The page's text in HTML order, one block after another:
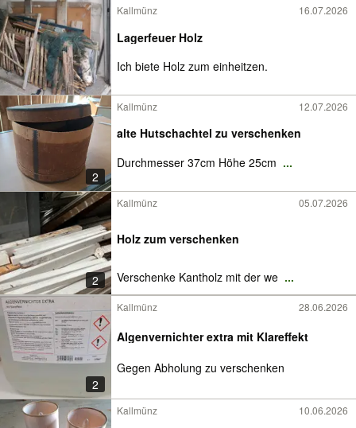
Kallmünz 16.07.2026
Lagerfeuer Holz
Ich biete Holz zum einheitzen.
2
Kallmünz 12.07.2026
alte Hutschachtel zu verschenken
Durchmesser 37cm Höhe 25cm ...
2
Kallmünz 05.07.2026
Holz zum verschenken
Verschenke Kantholz mit der we ...
2
Kallmünz 28.06.2026
Algenvernichter extra mit Klareffekt
Gegen Abholung zu verschenken
Kallmünz 10.06.2026